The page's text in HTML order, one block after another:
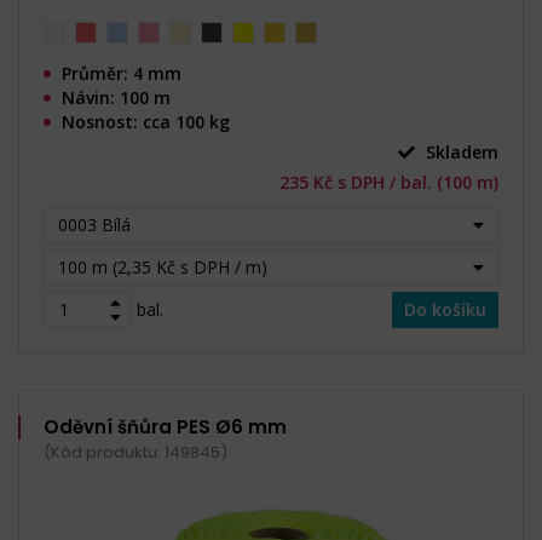
Průměr: 4 mm
Návin: 100 m
Nosnost: cca 100 kg
Skladem
235 Kč s DPH / bal. (100 m)
0003 Bílá
100 m (2,35 Kč s DPH / m)
bal.
Do košíku
Oděvní šňůra PES Ø6 mm
(Kód produktu: 149845)